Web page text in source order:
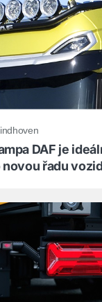
DAF je
řadu